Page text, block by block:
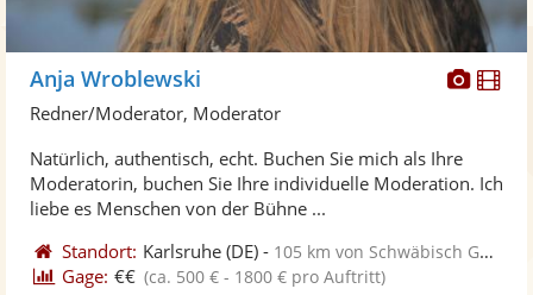
Anja Wroblewski
Redner/Moderator, Moderator
Natürlich, authentisch, echt. Buchen Sie mich als Ihre
Moderatorin, buchen Sie Ihre individuelle Moderation. Ich
liebe es Menschen von der Bühne ...
Standort: Karlsruhe (DE) - 105 km von Schwäbisch Gmünd
Gage: €€ (ca. 500 € - 1800 € pro Auftritt)